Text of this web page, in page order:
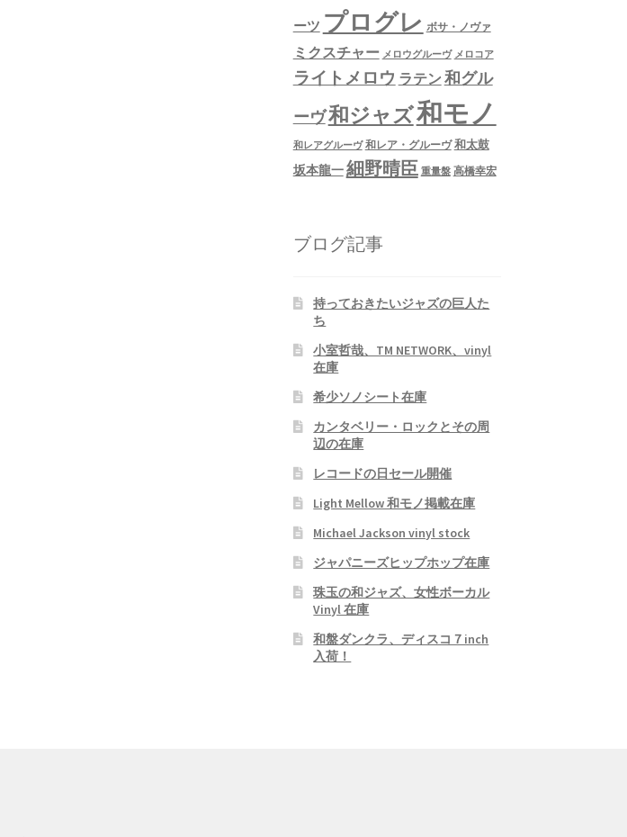
ーツ プログレ ボサ・ノヴァ
ミクスチャー メロウグルーヴ メロコア
ライトメロウ ラテン 和グル
ーヴ和ジャズ和モノ
和レアグルーヴ 和レア・グルーヴ 和太鼓
坂本龍一細野晴臣 重量盤 高橋幸宏
ブログ記事
持っておきたいジャズの巨人た
ち
小室哲哉、TM NETWORK、vinyl
在庫
希少ソノシート在庫
カンタベリー・ロックとその周
辺の在庫
レコードの日セール開催
Light Mellow 和モノ掲載在庫
Michael Jackson vinyl stock
ジャパニーズヒップホップ在庫
珠玉の和ジャズ、女性ボーカル
Vinyl 在庫
和盤ダンクラ、ディスコ７inch
入荷！